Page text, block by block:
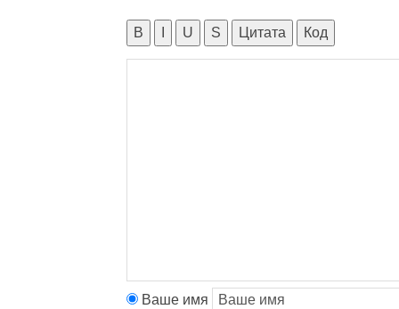
B U S Цитата Код
Ваше имя